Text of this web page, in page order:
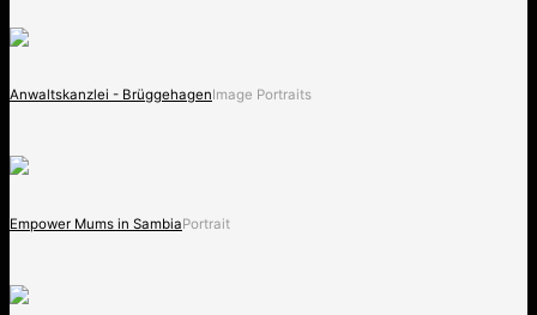
Anwaltskanzlei - BrüggehagenImage Portraits
Empower Mums in SambiaPortrait